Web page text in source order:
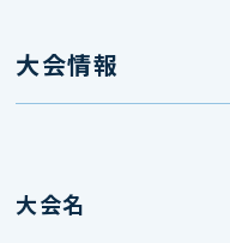
大会情報
大会名